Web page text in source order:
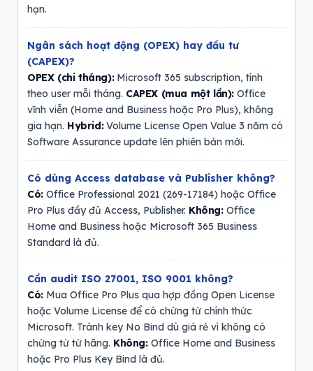
hạn.
Ngân sách hoạt động (OPEX) hay đầu tư
(CAPEX)?
OPEX (chi tháng):Microsoft 365 subscription, tính
theo user mỗi tháng. CAPEX (mua một lần): Office
vĩnh viễn (Home and Business hoặc Pro Plus), không
gia hạn. Hybrid:Volume License Open Value 3 năm có
Software Assurance update lên phiên bản mới.
Có dùng Access database và Publisher không?
Có:Office Professional 2021 (269-17184) hoặc Office
Pro Plus đầy đủ Access, Publisher. Không:Office
Home and Business hoặc Microsoft 365 Business
Standard là đủ.
Cần audit ISO 27001, ISO 9001 không?
Có:Mua Office Pro Plus qua hợp đồng Open License
hoặc Volume License để có chứng từ chính thức
Microsoft. Tránh key No Bind dù giá rẻ vì không có
chứng từ từ hãng. Không:Office Home and Business
hoặc Pro Plus Key Bind là đủ.